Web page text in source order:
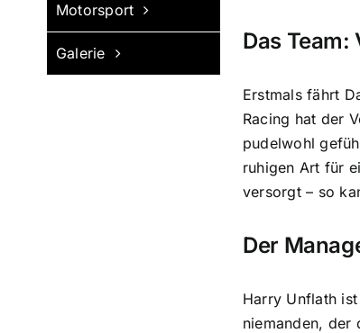
Motorsport
Galerie Das Team:
Erstmals fährt
Racing hat der
pudelwohl
ruhigen Art für
versorgt – so
Der
Harry Unflath
niemanden, der